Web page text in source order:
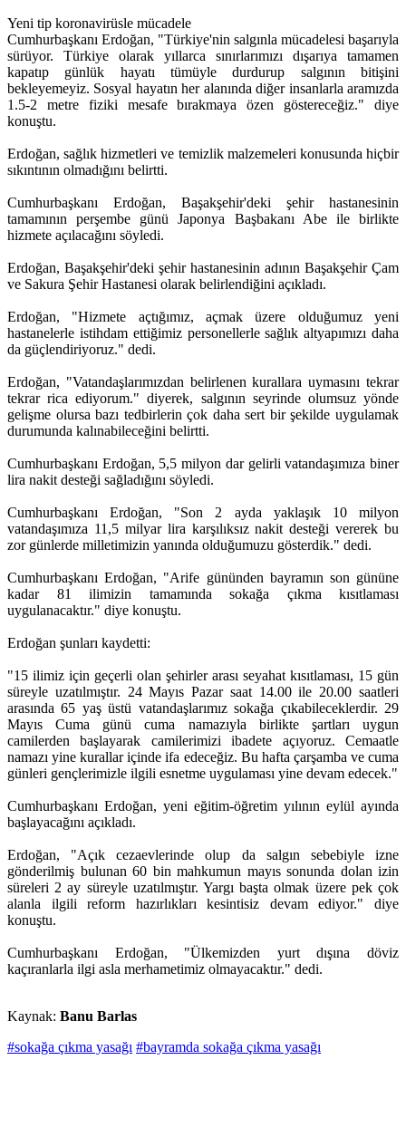
Yeni tip koronavirüsle mücadele
Cumhurbaşkanı Erdoğan, "Türkiye'nin salgınla mücadelesi başarıyla
sürüyor. Türkiye olarak yıllarca sınırlarımızı dışarıya tamamen
kapatıp günlük hayatı tümüyle durdurup salgının bitişini
bekleyemeyiz. Sosyal hayatın her alanında diğer insanlarla aramızda
1.5-2 metre fiziki mesafe bırakmaya özen göstereceğiz." diye
konuştu.
Erdoğan, sağlık hizmetleri ve temizlik malzemeleri konusunda hiçbir
sıkıntının olmadığını belirtti.
Cumhurbaşkanı Erdoğan, Başakşehir'deki şehir hastanesinin
tamamının perşembe günü Japonya Başbakanı Abe ile birlikte
hizmete açılacağını söyledi.
Erdoğan, Başakşehir'deki şehir hastanesinin adının Başakşehir Çam
ve Sakura Şehir Hastanesi olarak belirlendiğini açıkladı.
Erdoğan, "Hizmete açtığımız, açmak üzere olduğumuz yeni
hastanelerle istihdam ettiğimiz personellerle sağlık altyapımızı daha
da güçlendiriyoruz." dedi.
Erdoğan, "Vatandaşlarımızdan belirlenen kurallara uymasını tekrar
tekrar rica ediyorum." diyerek, salgının seyrinde olumsuz yönde
gelişme olursa bazı tedbirlerin çok daha sert bir şekilde uygulamak
durumunda kalınabileceğini belirtti.
Cumhurbaşkanı Erdoğan, 5,5 milyon dar gelirli vatandaşımıza biner
lira nakit desteği sağladığını söyledi.
Cumhurbaşkanı Erdoğan, "Son 2 ayda yaklaşık 10 milyon
vatandaşımıza 11,5 milyar lira karşılıksız nakit desteği vererek bu
zor günlerde milletimizin yanında olduğumuzu gösterdik." dedi.
Cumhurbaşkanı Erdoğan, "Arife gününden bayramın son gününe
kadar 81 ilimizin tamamında sokağa çıkma kısıtlaması
uygulanacaktır." diye konuştu.
Erdoğan şunları kaydetti:
"15 ilimiz için geçerli olan şehirler arası seyahat kısıtlaması, 15 gün
süreyle uzatılmıştır. 24 Mayıs Pazar saat 14.00 ile 20.00 saatleri
arasında 65 yaş üstü vatandaşlarımız sokağa çıkabileceklerdir. 29
Mayıs Cuma günü cuma namazıyla birlikte şartları uygun
camilerden başlayarak camilerimizi ibadete açıyoruz. Cemaatle
namazı yine kurallar içinde ifa edeceğiz. Bu hafta çarşamba ve cuma
günleri gençlerimizle ilgili esnetme uygulaması yine devam edecek."
Cumhurbaşkanı Erdoğan, yeni eğitim-öğretim yılının eylül ayında
başlayacağını açıkladı.
Erdoğan, "Açık cezaevlerinde olup da salgın sebebiyle izne
gönderilmiş bulunan 60 bin mahkumun mayıs sonunda dolan izin
süreleri 2 ay süreyle uzatılmıştır. Yargı başta olmak üzere pek çok
alanla ilgili reform hazırlıkları kesintisiz devam ediyor." diye
konuştu.
Cumhurbaşkanı Erdoğan, "Ülkemizden yurt dışına döviz
kaçıranlarla ilgi asla merhametimiz olmayacaktır." dedi.
Kaynak: Banu Barlas
#sokağa çıkma yasağı #bayramda sokağa çıkma yasağı